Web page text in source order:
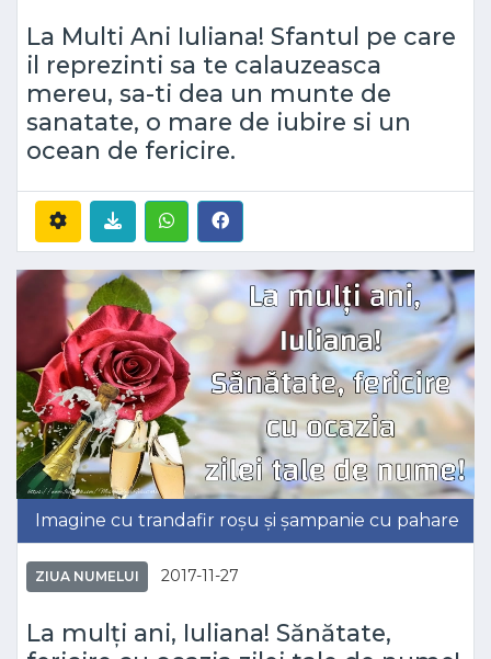
La Multi Ani Iuliana! Sfantul pe care
il reprezinti sa te calauzeasca
mereu, sa-ti dea un munte de
sanatate, o mare de iubire si un
ocean de fericire.
Imagine cu trandafir roșu și șampanie cu pahare
ZIUA NUMELUI 2017-11-27
La mulți ani, Iuliana! Sănătate,